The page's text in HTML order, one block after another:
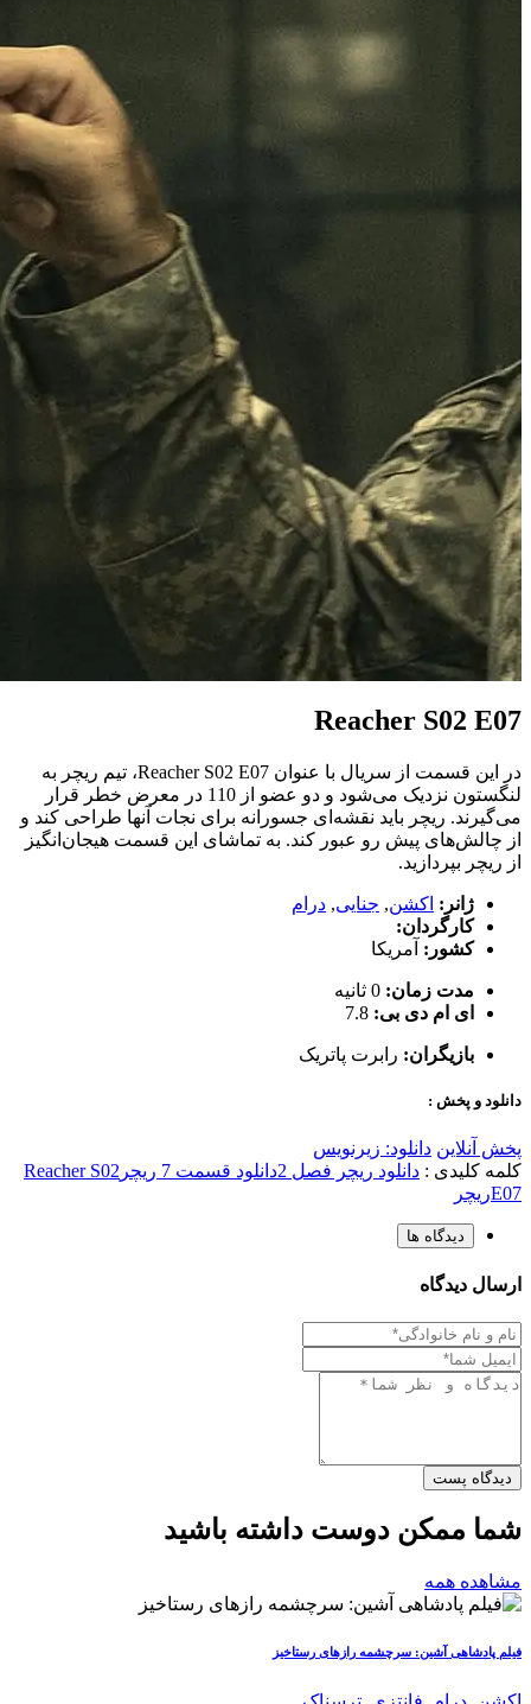
Reacher S02 E07
در این قسمت از سریال با عنوان Reacher S02 E07، تیم ریچر به
لنگستون نزدیک می‌شود و دو عضو از 110 در معرض خطر قرار
می‌گیرند. ریچر باید نقشه‌ای جسورانه برای نجات آنها طراحی کند و
از چالش‌های پیش رو عبور کند. به تماشای این قسمت هیجان‌انگیز
از ریچر بپردازید.
ژانر: اکشن, جنایی, درام
کارگردان:
کشور: آمریکا
مدت زمان: 0 ثانیه
ای ام دی بی: 7.8
بازیگران: رابرت پاتریک
دانلود و پخش :
پخش آنلاین دانلود: زیرنویس
کلمه کلیدی : دانلود ریچر فصل 2 دانلود قسمت 7 ریچر
Reacher S02
E07ریچر
دیدگاه ها
ارسال دیدگاه
دیدگاه پست
شما ممکن دوست داشته باشید
مشاهده همه
فیلم پادشاهی آشین: سرچشمه رازهای رستاخیز